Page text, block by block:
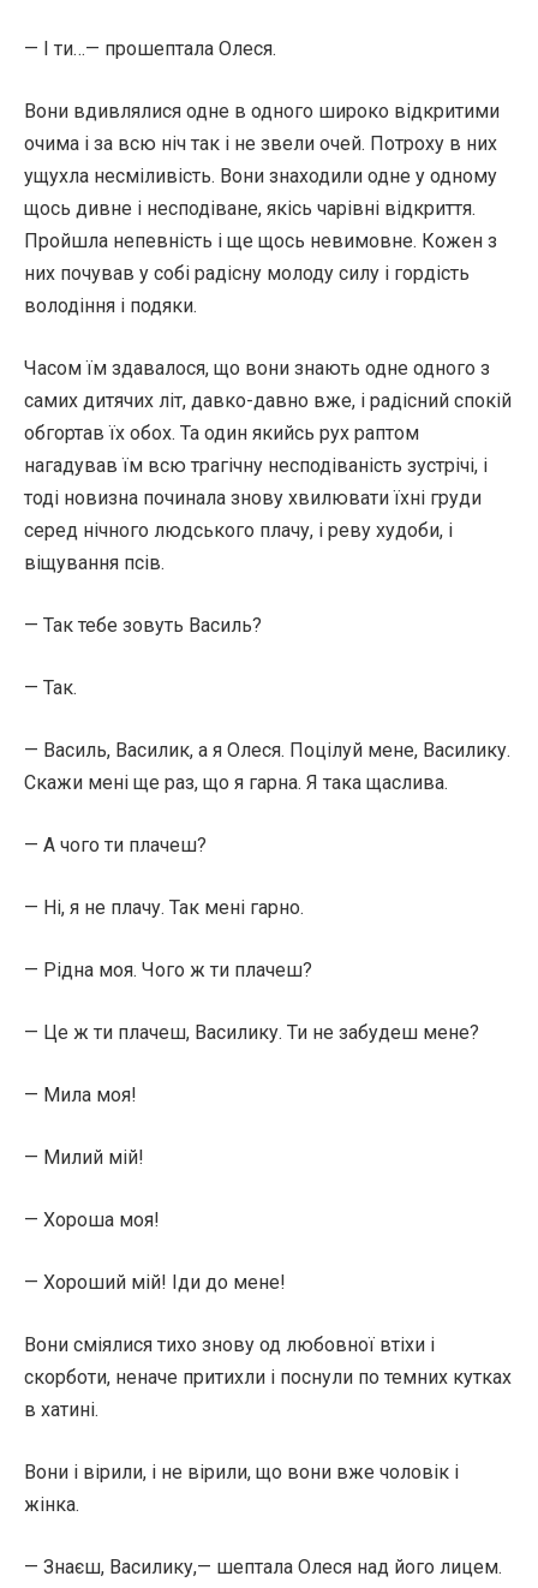
— І ти…— прошептала Олеся.
Вони вдивлялися одне в одного широко відкритими
очима і за всю ніч так і не звели очей. Потроху в них
ущухла несміливість. Вони знаходили одне у одному
щось дивне і несподіване, якісь чарівні відкриття.
Пройшла непевність і ще щось невимовне. Кожен з
них почував у собі радісну молоду силу і гордість
володіння і подяки.
Часом їм здавалося, що вони знають одне одного з
самих дитячих літ, давко-давно вже, і радісний спокій
обгортав їх обох. Та один якийсь рух раптом
нагадував їм всю трагічну несподіваність зустрічі, і
тоді новизна починала знову хвилювати їхні груди
серед нічного людського плачу, і реву худоби, і
віщування псів.
— Так тебе зовуть Василь?
— Так.
— Василь, Василик, а я Олеся. Поцілуй мене, Василику.
Скажи мені ще раз, що я гарна. Я така щаслива.
— А чого ти плачеш?
— Ні, я не плачу. Так мені гарно.
— Рідна моя. Чого ж ти плачеш?
— Це ж ти плачеш, Василику. Ти не забудеш мене?
— Мила моя!
— Милий мій!
— Хороша моя!
— Хороший мій! Іди до мене!
Вони сміялися тихо знову од любовної втіхи і
скорботи, неначе притихли і поснули по темних кутках
в хатині.
Вони і вірили, і не вірили, що вони вже чоловік і
жінка.
— Знаєш, Василику,— шептала Олеся над його лицем.